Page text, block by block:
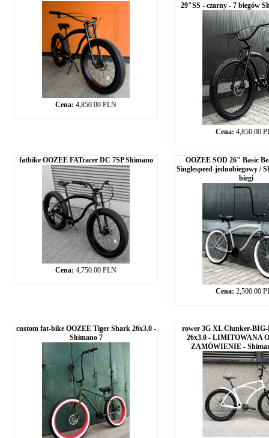
Cena: 4,850.00 PLN
29"SS - czarny - 7 biegów
Cena: 4,850.00
fatbike OOZEE FATracer DC 7SP Shimano
Cena: 4,750.00 PLN
OOZEE SOD 26" Basic
Singlespeed-jednobiegowy /
biegi
Cena: 2,500.00
custom fat-bike OOZEE Tiger Shark 26x3.0 -
Shimano 7
rower 3G XL Clunker-
26x3.0 - LIMITOWANA
ZAMÓWIENIE -